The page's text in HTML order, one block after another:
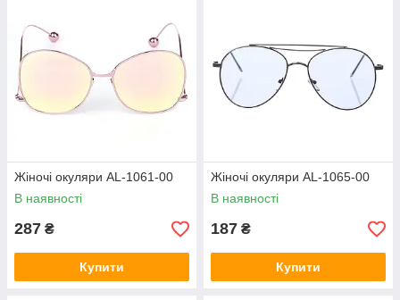
Жіночі окуляри AL-1061-00
В наявності
287 ₴
Купити
Жіночі окуляри AL-1065-00
В наявності
187 ₴
Купити